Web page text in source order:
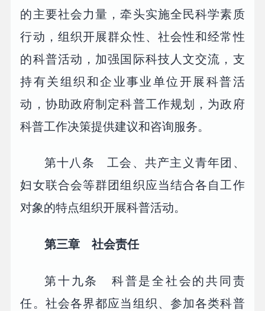
的主要社会力量，牵头实施全民科学素质
行动，组织开展群众性、社会性和经常性
的科普活动，加强国际科技人文交流，支
持有关组织和企业事业单位开展科普活
动，协助政府制定科普工作规划，为政府
科普工作决策提供建议和咨询服务。
第十八条 工会、共产主义青年团、
妇女联合会等群团组织应当结合各自工作
对象的特点组织开展科普活动。
第三章 社会责任
第十九条 科普是全社会的共同责
任。社会各界都应当组织、参加各类科普